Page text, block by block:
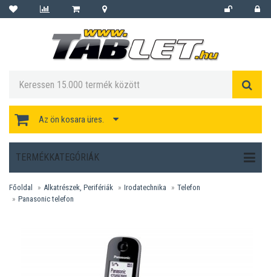
Az ön kosara üres.
TERMÉKKATEGÓRIÁK
Főoldal Alkatrészek, Perifériák Irodatechnika
Telefon
Panasonic telefon